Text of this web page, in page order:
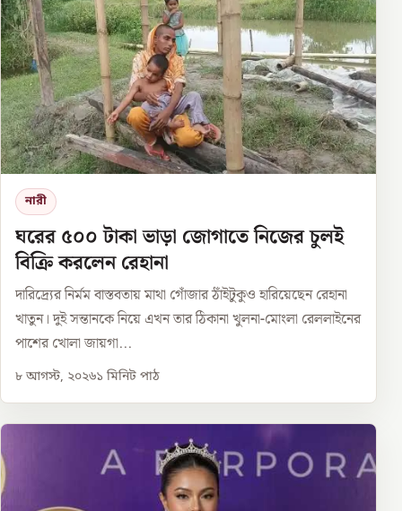
নারী
ঘরের ৫০০ টাকা ভাড়া জোগাতে নিজের চুলই
বিক্রি করলেন রেহানা
দারিদ্র্যের নির্মম বাস্তবতায় মাথা গোঁজার ঠাঁইটুকুও হারিয়েছেন রেহানা
খাতুন। দুই সন্তানকে নিয়ে এখন তার ঠিকানা খুলনা-মোংলা রেললাইনের
পাশের খোলা জায়গা...
৮ আগস্ট, ২০২৬১ মিনিট পাঠ